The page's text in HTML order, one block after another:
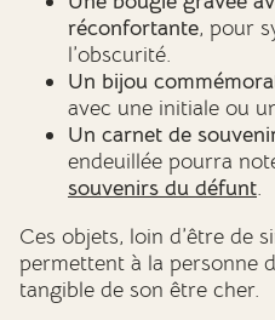
réconfortante, pour
l’obscurité.
Un bijou
avec une initiale ou
Un carnet de
endeuillée pourra
souvenirs du défunt.
Ces objets, loin d’être de
permettent à la personne
tangible de son être cher.